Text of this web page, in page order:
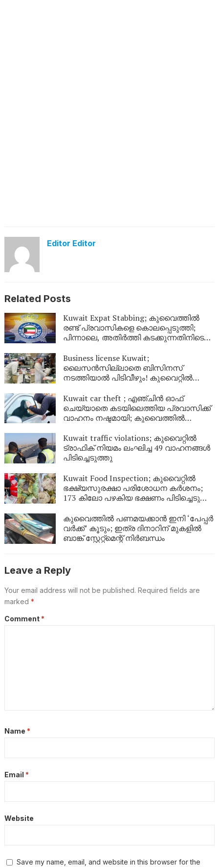
Editor Editor
Related Posts
Kuwait Expat Stabbing; കുവൈത്തിൽ
രണ്ട് പ്രവാസികളെ കൊലപ്പെടുത്തി;
പിന്നാലെ, അതിർത്തി കടക്കുന്നതിനിടെ
Business license Kuwait;
ലൈസൻസില്ലാതെ ബിസിനസ്
നടത്തിയാൽ പിടിവീഴും! കുവൈറ്റിൽ
Kuwait car theft ; എഞ്ചിൻ ഓഫ്
ചെയ്യാതെ കടയിലെത്തിയ പ്രവാസിക്ക്
വാഹനം നഷ്ടമായി; കുവൈത്തില്‍
Kuwait traffic violations; കുവൈറ്റിൽ
ട്രാഫിക് നിയമം ലംഘിച്ച 49 വാഹനങ്ങൾ
പിടിച്ചെടുത്തു
Kuwait Food Inspection; കുവൈറ്റിൽ
ഭക്ഷ്യസുരക്ഷാ പരിശോധന കർശനം;
173 കിലോ പഴകിയ ഭക്ഷണം പിടിച്ചെടുത്ത്
കുവൈത്തിൽ പണമയക്കാൻ ഇനി ‘പേപ്പർ
വർക്ക്’ കൂടും; ഇത്ര ദിനാറിന് മുകളിൽ
ബാങ്ക് സ്റ്റേറ്റ്മെന്റ് നിർബന്ധം
Leave a Reply
Your email address will not be published. Required fields are
marked *
Comment *
Name *
Email *
Website
Save my name, email, and website in this browser for the